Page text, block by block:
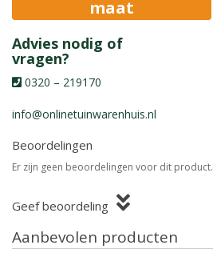
maat
Advies nodig of
vragen?
0320 – 219170
info@onlinetuinwarenhuis.nl
Beoordelingen
Er zijn geen beoordelingen voor dit product.
Geef beoordeling
Aanbevolen producten